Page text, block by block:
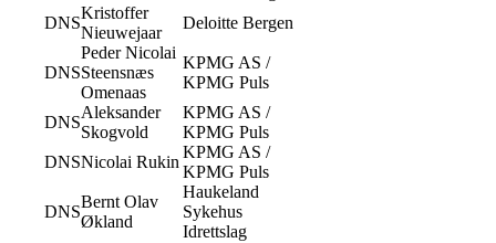
DNS
Kristoffer
Nieuwejaar
Deloitte Bergen
DNS
Peder Nicolai
Steensnæs
Omenaas
KPMG AS /
KPMG Puls
DNS
Aleksander
Skogvold
KPMG AS /
KPMG Puls
DNSNicolai Rukin
KPMG AS /
KPMG Puls
DNS
Bernt Olav
Økland
Haukeland
Sykehus
Idrettslag